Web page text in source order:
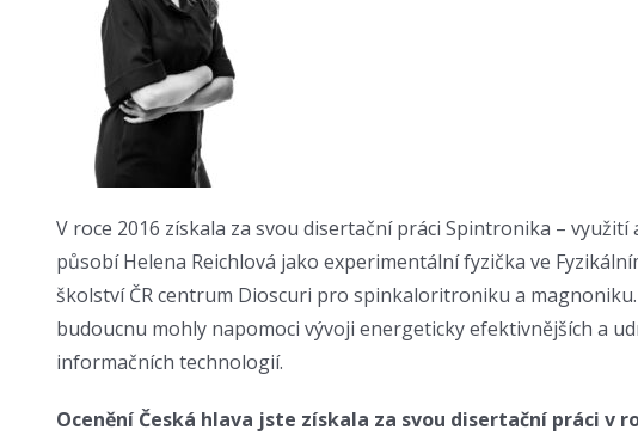
V roce 2016 získala za svou disertační práci Spintronika –
působí Helena Reichlová jako experimentální fyzička ve
školství ČR centrum Dioscuri pro spinkaloritroniku a
budoucnu mohly napomoci vývoji energeticky efektivnějších a
informačních technologií.
Ocenění Česká hlava jste získala za svou disertační práci v